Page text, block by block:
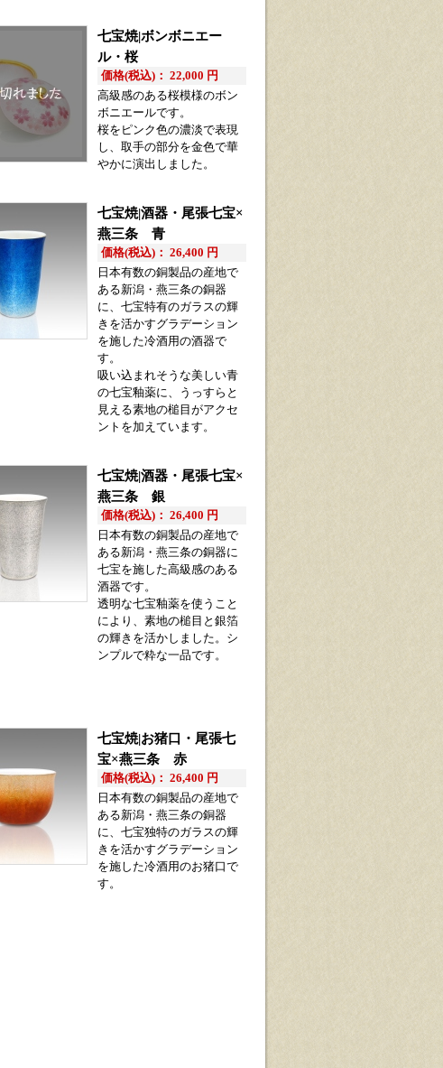
七宝焼|ボンボニエー
ル・桜
価格(税込)： 22,000 円
高級感のある桜模様のボン
ボニエールです。
桜をピンク色の濃淡で表現
し、取手の部分を金色で華
やかに演出しました。
七宝焼|酒器・尾張七宝×
燕三条 青
価格(税込)： 26,400 円
日本有数の銅製品の産地で
ある新潟・燕三条の銅器
に、七宝特有のガラスの輝
きを活かすグラデーション
を施した冷酒用の酒器で
す。
吸い込まれそうな美しい青
の七宝釉薬に、うっすらと
見える素地の槌目がアクセ
ントを加えています。
七宝焼|酒器・尾張七宝×
燕三条 銀
価格(税込)： 26,400 円
日本有数の銅製品の産地で
ある新潟・燕三条の銅器に
七宝を施した高級感のある
酒器です。
透明な七宝釉薬を使うこと
により、素地の槌目と銀箔
の輝きを活かしました。シ
ンプルで粋な一品です。
七宝焼|お猪口・尾張七
宝×燕三条 赤
価格(税込)： 26,400 円
日本有数の銅製品の産地で
ある新潟・燕三条の銅器
に、七宝独特のガラスの輝
きを活かすグラデーション
を施した冷酒用のお猪口で
す。